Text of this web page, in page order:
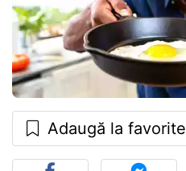
Adaugă la favorite